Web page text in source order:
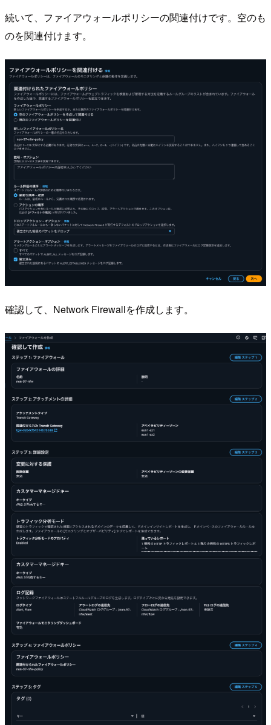
続いて、ファイアウォールポリシーの関連付けです。空のも
のを関連付けます。
確認して、Network Firewallを作成します。